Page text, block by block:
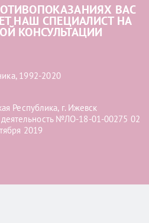
ВАС
НАШ СПЕЦИАЛИСТ НА
КОНСУЛЬТАЦИИ
1992-2020
Республика, г. Ижевск
№ЛО-18-01-00275 02
2019